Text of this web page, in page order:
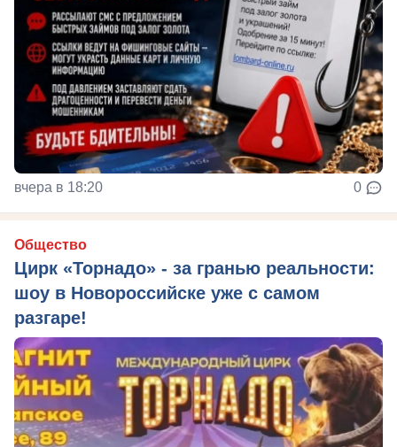
вчера в 18:20 0
Общество
Цирк «Торнадо» - за гранью реальности:
шоу в Новороссийске уже с самом
разгаре!